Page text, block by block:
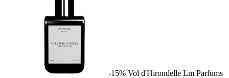
-15% Vol d'Hirondelle Lm Parfums